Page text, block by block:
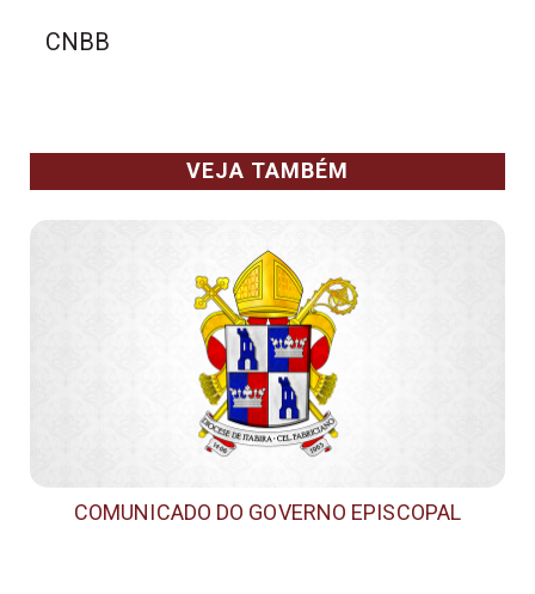
CNBB
VEJA TAMBÉM
COMUNICADO DO GOVERNO EPISCOPAL